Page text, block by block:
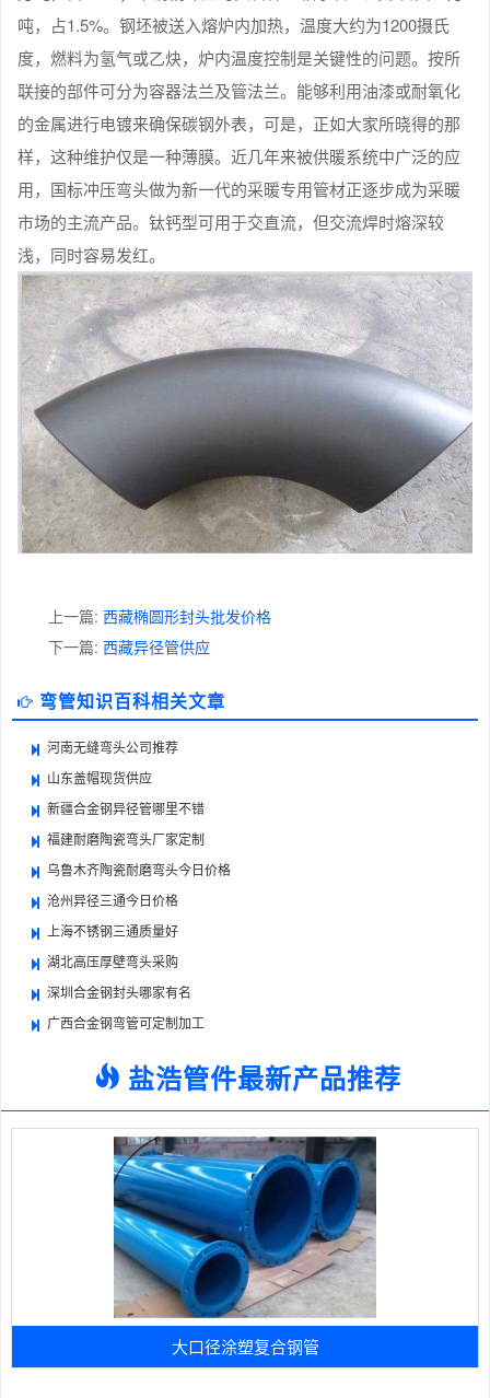
吨，占1.5%。钢坯被送入熔炉内加热，温度大约为1200摄氏
度，燃料为氢气或乙炔，炉内温度控制是关键性的问题。按所
联接的部件可分为容器法兰及管法兰。能够利用油漆或耐氧化
的金属进行电镀来确保碳钢外表，可是，正如大家所晓得的那
样，这种维护仅是一种薄膜。近几年来被供暖系统中广泛的应
用，国标冲压弯头做为新一代的采暖专用管材正逐步成为采暖
市场的主流产品。钛钙型可用于交直流，但交流焊时熔深较
浅，同时容易发红。
上一篇: 西藏椭圆形封头批发价格
下一篇: 西藏异径管供应
弯管知识百科相关文章
河南无缝弯头公司推荐
山东盖帽现货供应
新疆合金钢异径管哪里不错
福建耐磨陶瓷弯头厂家定制
乌鲁木齐陶瓷耐磨弯头今日价格
沧州异径三通今日价格
上海不锈钢三通质量好
湖北高压厚壁弯头采购
深圳合金钢封头哪家有名
广西合金钢弯管可定制加工
盐浩管件最新产品推荐
大口径涂塑复合钢管